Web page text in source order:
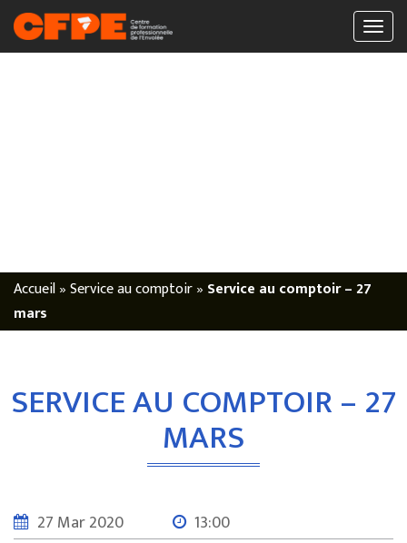
Accueil»Service au comptoir» Service au comptoir – 27
mars
SERVICE AU COMPTOIR – 27
MARS
27 Mar 2020
13:00